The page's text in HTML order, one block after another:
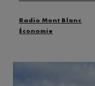
Radio Mont Blanc
Économie